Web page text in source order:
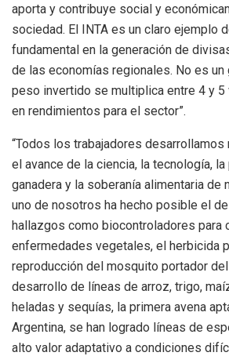
aporta y contribuye social y
sociedad. El INTA es un claro ejemplo
fundamental en la generación de
de las economías regionales. No es un
peso invertido se multiplica entre 4 y
en rendimientos para el sector”.
“Todos los trabajadores desarrollamos
el avance de la ciencia, la tecnología,
ganadera y la soberanía alimentaria de
uno de nosotros ha hecho posible el
hallazgos como biocontroladores para
enfermedades vegetales, el herbicida
reproducción del mosquito portador
desarrollo de líneas de arroz, trigo,
heladas y sequías, la primera avena
Argentina, se han logrado líneas de
alto valor adaptativo a condiciones